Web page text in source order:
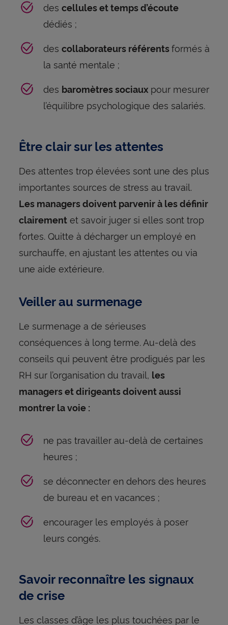
des cellules et temps d’écoute
dédiés ;
des collaborateurs référentsformés à
la santé mentale ;
des baromètres sociaux pour mesurer
l’équilibre psychologique des salariés.
Être clair sur les attentes
Des attentes trop élevées sont une des plus
importantes sources de stress au travail.
Les managers doivent parvenir à les définir
clairementet savoir juger si elles sont trop
fortes. Quitte à décharger un employé en
surchauffe, en ajustant les attentes ou via
une aide extérieure.
Veiller au surmenage
Le surmenage a de sérieuses
conséquences à long terme. Au-delà des
conseils qui peuvent être prodigués par les
RH sur l’organisation du travail, les
managers et dirigeants doivent aussi
montrer la voie :
ne pas travailler au-delà de certaines
heures ;
se déconnecter en dehors des heures
de bureau et en vacances ;
encourager les employés à poser
leurs congés.
Savoir reconnaître les signaux
de crise
Les classes d’âge les plus touchées par le